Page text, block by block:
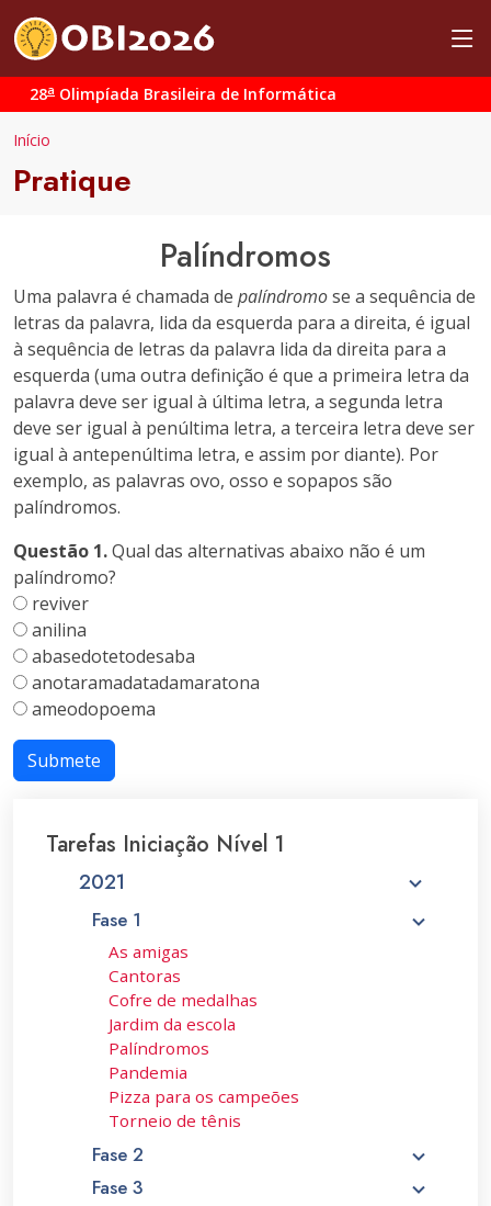
28a Olimpíada Brasileira de Informática
Início
Pratique
Palíndromos
Uma palavra é chamada de palíndromose a sequência de
letras da palavra, lida da esquerda para a direita, é igual
à sequência de letras da palavra lida da direita para a
esquerda (uma outra definição é que a primeira letra da
palavra deve ser igual à última letra, a segunda letra
deve ser igual à penúltima letra, a terceira letra deve ser
igual à antepenúltima letra, e assim por diante). Por
exemplo, as palavras ovo, osso e sopapos são
palíndromos.
Questão 1.Qual das alternativas abaixo não é um
palíndromo?
reviver
anilina
abasedotetodesaba
anotaramadatadamaratona
ameodopoema
Submete
Tarefas Iniciação Nível 1
2021
Fase 1
As amigas
Cantoras
Cofre de medalhas
Jardim da escola
Palíndromos
Pandemia
Pizza para os campeões
Torneio de tênis
Fase 2
Fase 3